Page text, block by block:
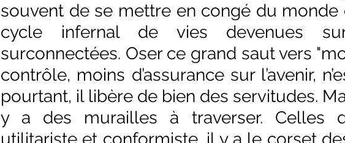
souvent de se mettre en congé du monde
cycle infernal de vies devenues
surconnectées. Oser ce grand saut vers
contrôle, moins d’assurance sur l’avenir,
pourtant, il libère de bien des servitudes.
y a des murailles à traverser. Celles